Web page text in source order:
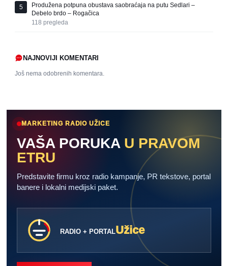
5
Produžena potpuna obustava saobraćaja na putu Sedlari –
Debelo brdo – Rogačica
118 pregleda
NAJNOVIJI KOMENTARI
Još nema odobrenih komentara.
MARKETING RADIO UŽICE
VAŠA PORUKA U PRAVOM
ETRU
Predstavite firmu kroz radio kampanje, PR tekstove, portal
banere i lokalni medijski paket.
RADIO + PORTALUžice